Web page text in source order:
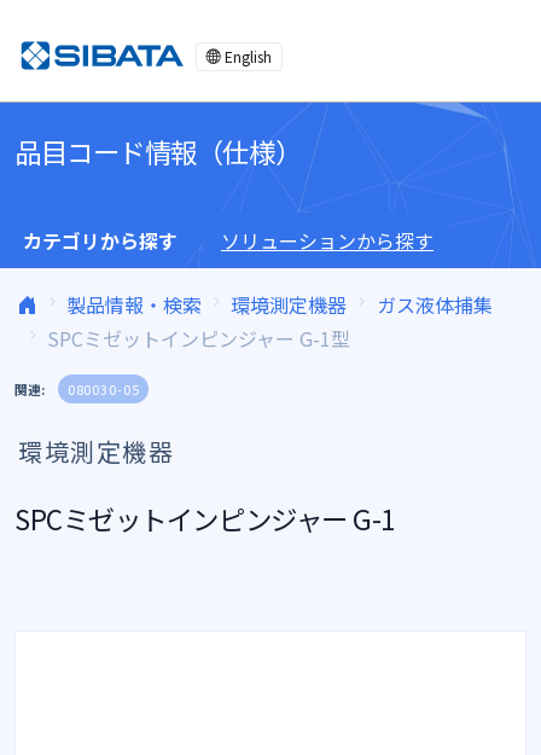
English
品目コード情報（仕様）
カテゴリから探す ソリューションから探す
製品情報・検索 環境測定機器
ガス液体捕集
SPCミゼットインピンジャー G-1型
関連: 080030-05
環境測定機器
SPCミゼットインピンジャー G-1